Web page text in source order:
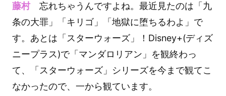
藤村忘れちゃうんですよね。最近見たのは「九
条の大罪」「キリゴ」「地獄に堕ちるわよ」で
す。あとは「スターウォーズ」！Disney+(ディズ
ニープラス)で「マンダロリアン」を観終わっ
て、「スターウォーズ」シリーズを今まで観てこ
なかったので、一から観ています。